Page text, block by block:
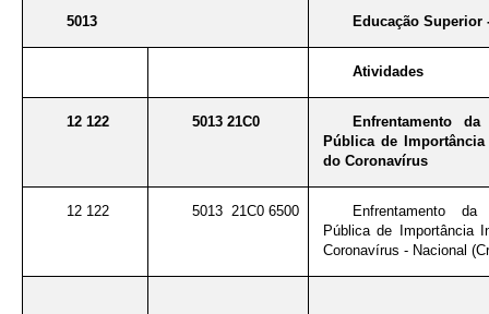
5013 Educação Superior
Atividades
12 122 5013 21C0
Enfrentamento
Pública de
do Coronavírus
12 122 5013 21C0 6500
Enfrentamento
Pública de Importância
Coronavírus - Nacional